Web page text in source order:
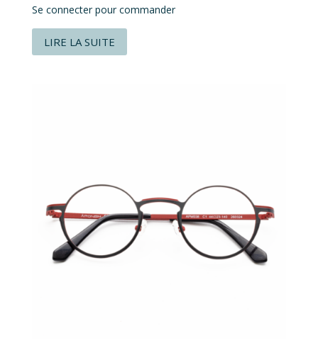
Se connecter pour commander
LIRE LA SUITE